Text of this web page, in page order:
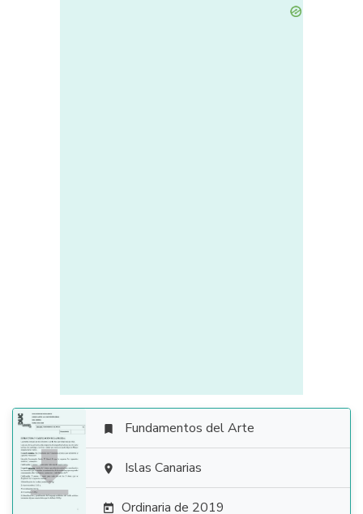

 Fundamentos del Arte
 Islas Canarias
 Ordinaria de 2019